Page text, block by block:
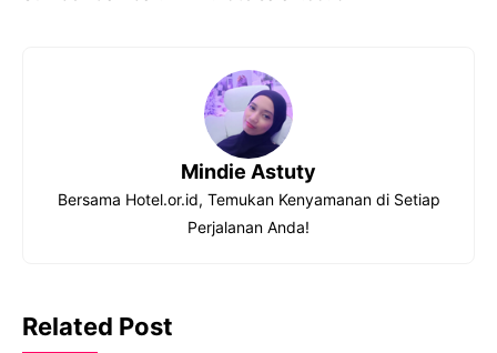
Mindie Astuty
Bersama Hotel.or.id, Temukan Kenyamanan di Setiap
Perjalanan Anda!
Related Post